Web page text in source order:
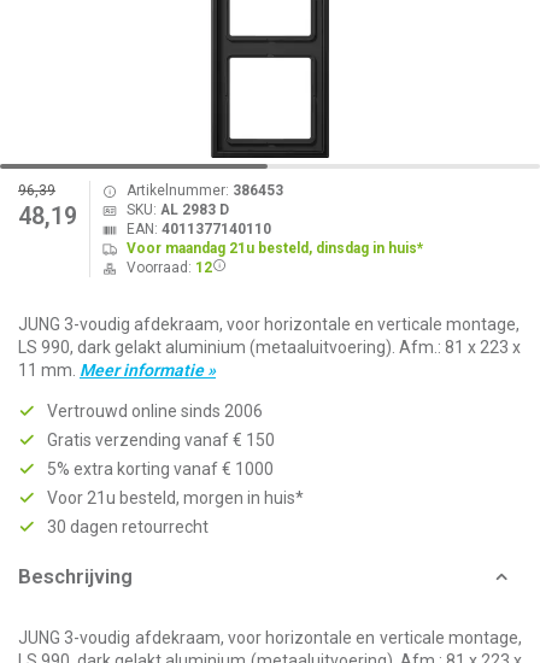
96,39
48,19
Artikelnummer: 386453
SKU: AL 2983 D
EAN: 4011377140110
Voor maandag 21u besteld, dinsdag in huis*
Voorraad: 12
JUNG 3-voudig afdekraam, voor horizontale en verticale montage,
LS 990, dark gelakt aluminium (metaaluitvoering). Afm.: 81 x 223 x
11 mm. Meer informatie »
Vertrouwd online sinds 2006
Gratis verzending vanaf € 150
5% extra korting vanaf € 1000
Voor 21u besteld, morgen in huis*
30 dagen retourrecht
Beschrijving
JUNG 3-voudig afdekraam, voor horizontale en verticale montage,